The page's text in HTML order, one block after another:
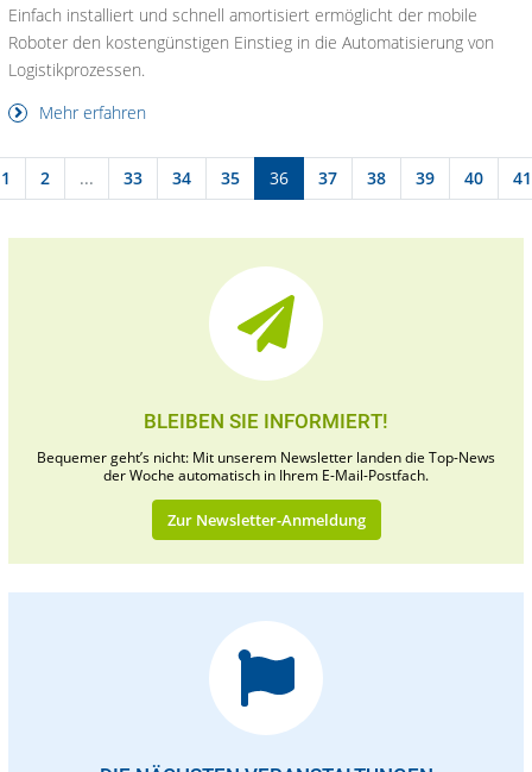
Einfach installiert und schnell amortisiert ermöglicht der mobile
Roboter den kostengünstigen Einstieg in die Automatisierung von
Logistikprozessen.
Mehr erfahren
1 2 ... 33 34 35 36 37 38 39 40 41
BLEIBEN SIE INFORMIERT!
Bequemer geht’s nicht: Mit unserem Newsletter landen die Top-News
der Woche automatisch in Ihrem E-Mail-Postfach.
Zur Newsletter-Anmeldung